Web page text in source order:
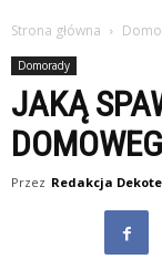
Strona główna
Domorady
JAKĄ
Przez Redakcja